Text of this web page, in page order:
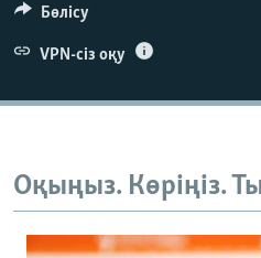
Бөлісу
VPN-сіз оқу
Оқыңыз. Көріңіз.